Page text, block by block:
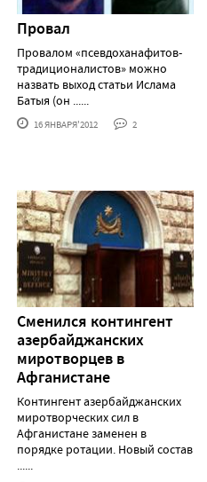
Провал
Провалом «псевдоханафитов-
традиционалистов» можно
назвать выход статьи Ислама
Батыя (он ......
16 ЯНВАРЯ'2012 2
Сменился контингент
азербайджанских
миротворцев в
Афганистане
Контингент азербайджанских
миротворческих сил в
Афганистане заменен в
порядке ротации. Новый состав
......